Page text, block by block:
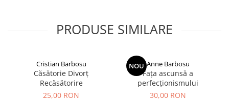
PRODUSE SIMILARE
Cristian Barbosu
Căsătorie Divorț
Recăsătorire
25,00 RON
NOU Anne Barbosu
Fața ascunsă a
perfecționismului
30,00 RON